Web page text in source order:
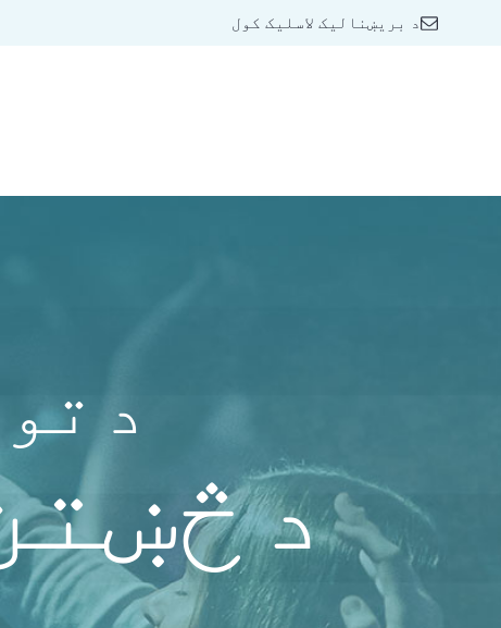
د بریښنالیک لاسلیک کول
د
د